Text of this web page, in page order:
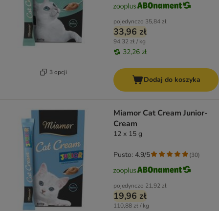
3 opcji
pojedynczo 35,84 zł
33,96 zł
94,32 zł / kg
32,26 zł
Dodaj do koszyka
Miamor Cat Cream Junior-
Cream
12 x 15 g
pojedynczo 21,92 zł
19,96 zł
110,88 zł / kg
Pusto: 4.9/5 (30)